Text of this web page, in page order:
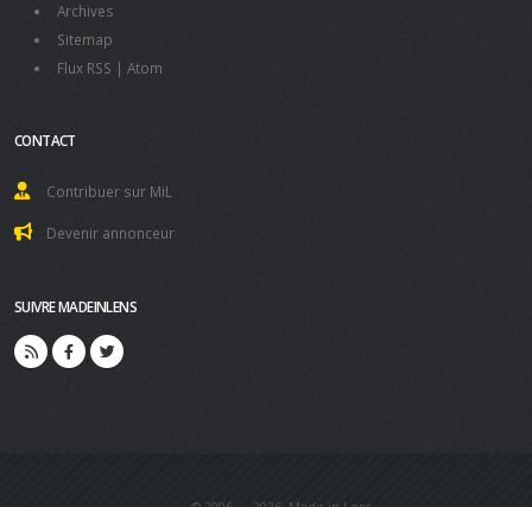
Archives
Sitemap
Flux RSS | Atom
CONTACT
Contribuer sur MiL
Devenir annonceur
SUIVRE MADEINLENS